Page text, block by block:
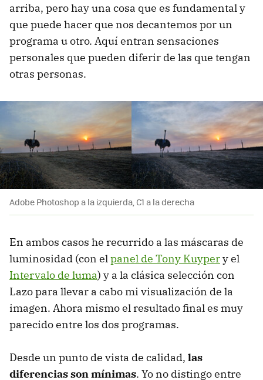
arriba, pero hay una cosa que es fundamental y
que puede hacer que nos decantemos por un
programa u otro. Aquí entran sensaciones
personales que pueden diferir de las que tengan
otras personas.
Adobe Photoshop a la izquierda, C1 a la derecha
En ambos casos he recurrido a las máscaras de
luminosidad (con elpanel de Tony Kuypery el
Intervalo de luma) y a la clásica selección con
Lazo para llevar a cabo mi visualización de la
imagen. Ahora mismo el resultado final es muy
parecido entre los dos programas.
Desde un punto de vista de calidad, las
diferencias son mínimas. Yo no distingo entre